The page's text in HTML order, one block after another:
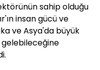
sahip olduğu
insan gücü ve
ve Asya'da büyük